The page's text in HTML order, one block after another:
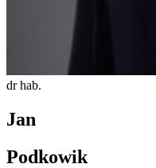
dr hab.
Jan
Podkowik